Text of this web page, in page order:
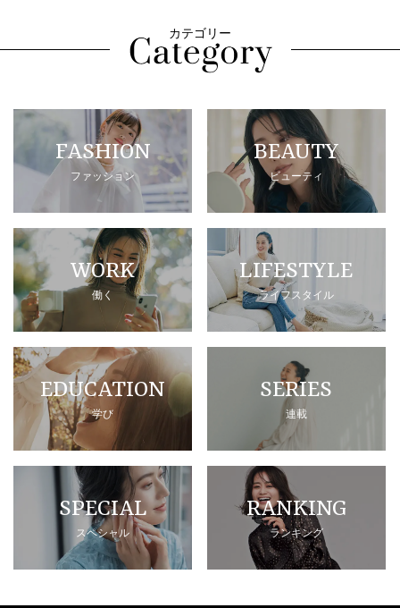
カテゴリー
FASHION
ファッション
BEAUTY
ビューティ
WORK
働く
LIFESTYLE
ライフスタイル
EDUCATION
学び
SERIES
連載
SPECIAL
スペシャル
RANKING
ランキング